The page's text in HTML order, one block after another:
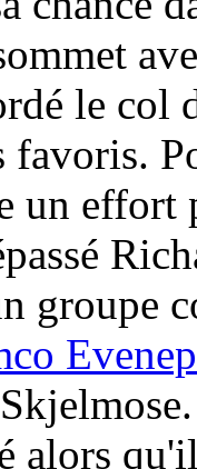
le col
favoris.
un effort
groupe
alors